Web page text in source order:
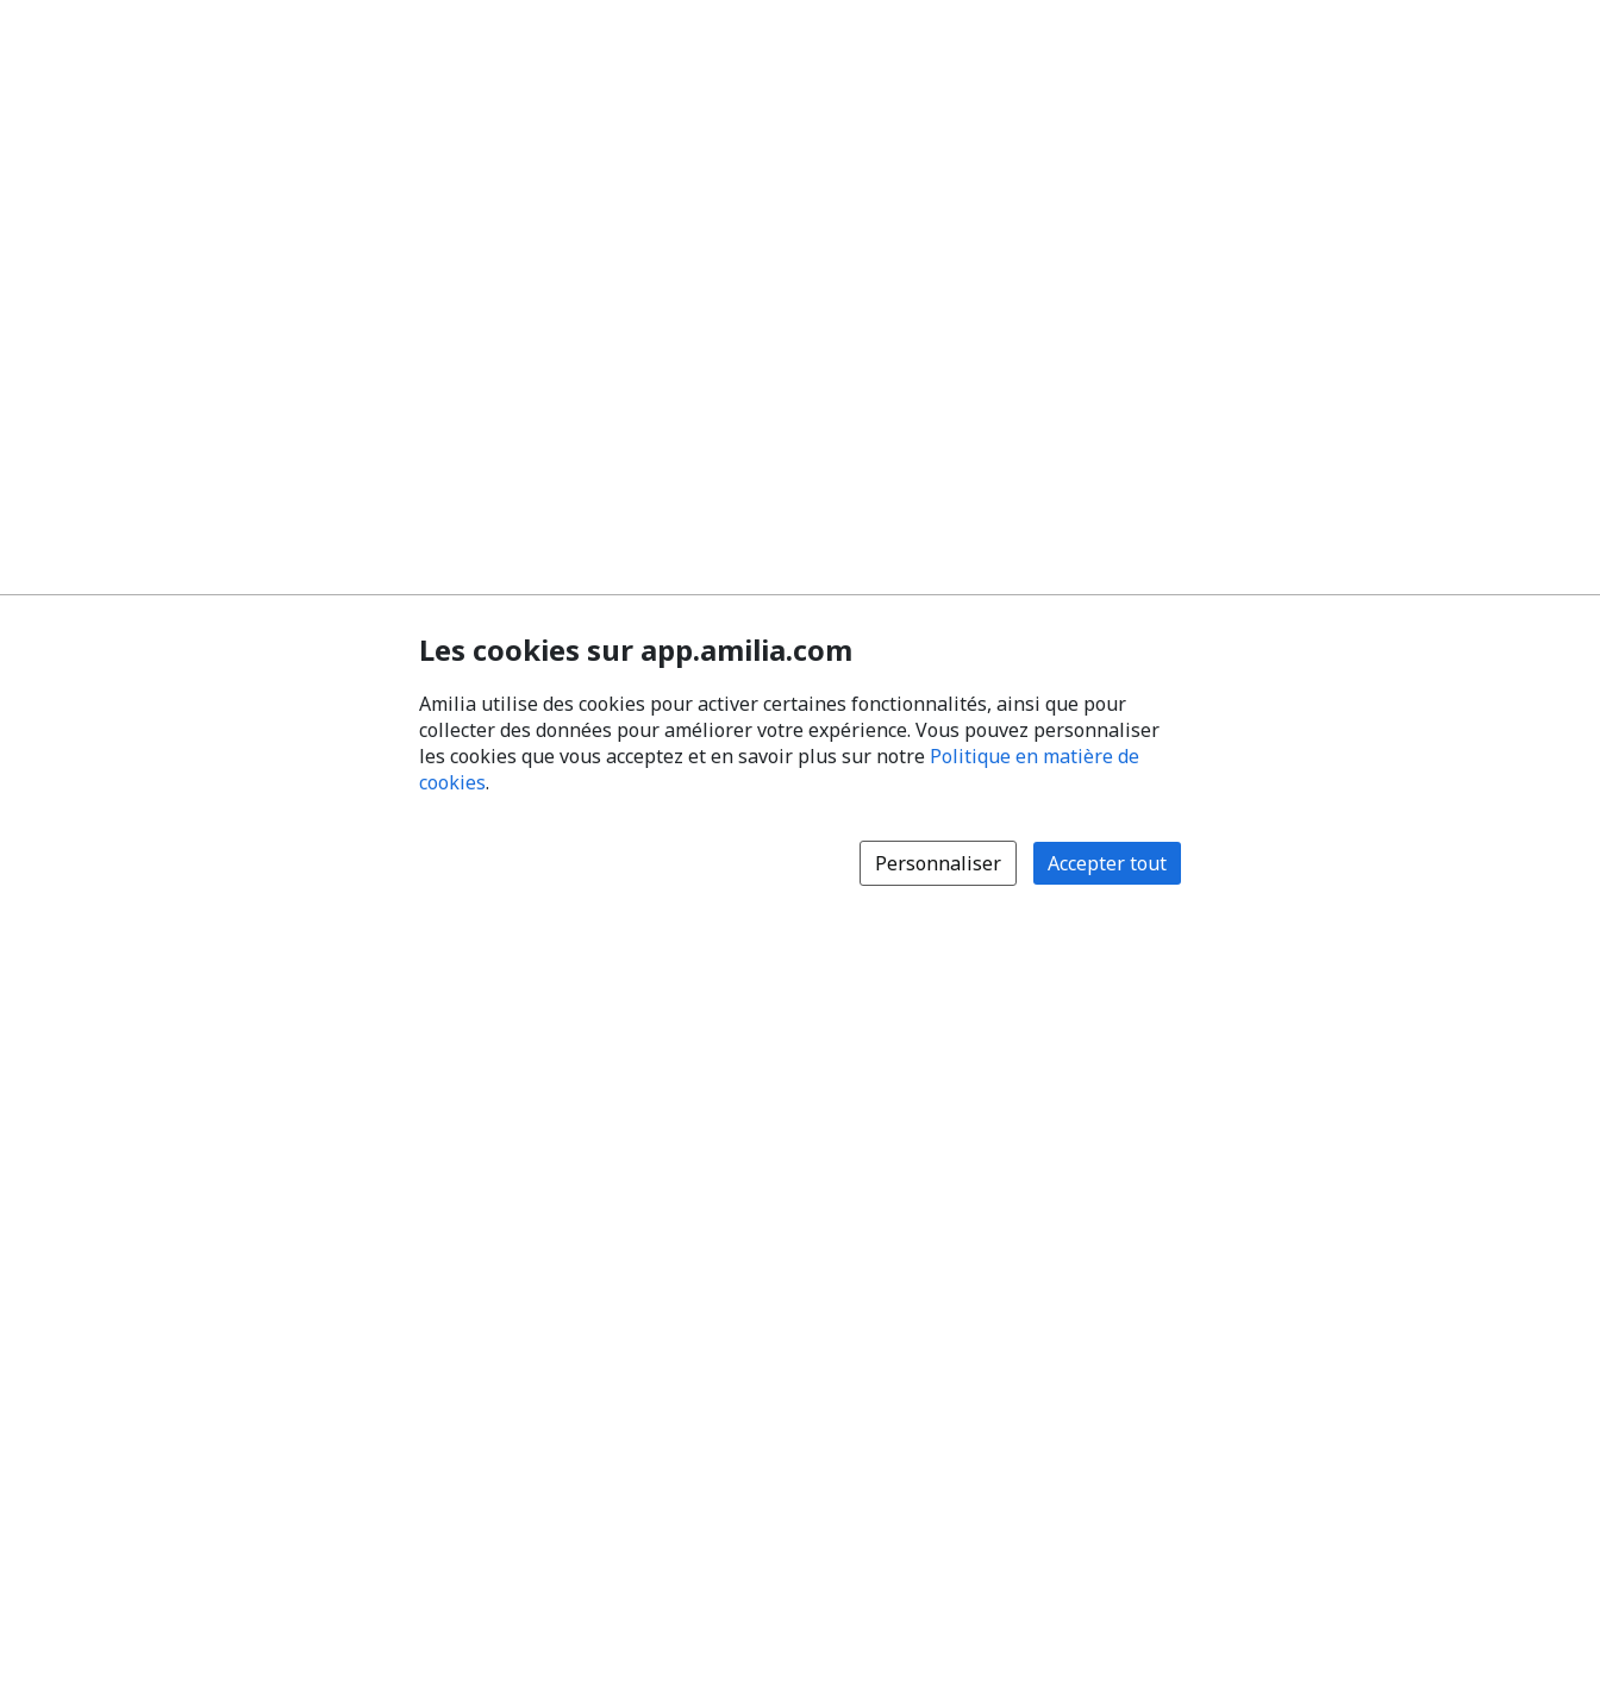
Les cookies sur app.amilia.com
Amilia utilise des cookies pour activer certaines fonctionnalités, ainsi que pour
collecter des données pour améliorer votre expérience. Vous pouvez personnaliser
les cookies que vous acceptez et en savoir plus sur notre Politique en matière de
cookies.
Personnaliser Accepter tout